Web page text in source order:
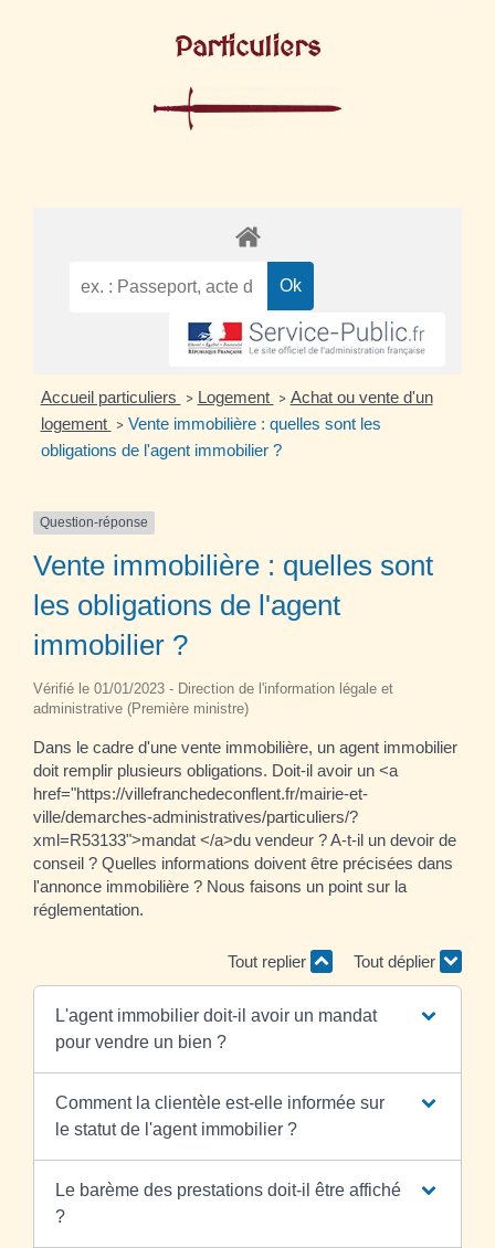
Particuliers
Accueil particuliers > Logement > Achat ou vente d'un
logement > Vente immobilière : quelles sont les
obligations de l'agent immobilier ?
Question-réponse
Vente immobilière : quelles sont
les obligations de l'agent
immobilier ?
Vérifié le 01/01/2023 - Direction de l'information légale et
administrative (Première ministre)
Dans le cadre d'une vente immobilière, un agent immobilier
doit remplir plusieurs obligations. Doit-il avoir un <a
href="https://villefranchedeconflent.fr/mairie-et-
ville/demarches-administratives/particuliers/?
xml=R53133">mandat </a>du vendeur ? A-t-il un devoir de
conseil ? Quelles informations doivent être précisées dans
l'annonce immobilière ? Nous faisons un point sur la
réglementation.
Tout replier Tout déplier
L'agent immobilier doit-il avoir un mandat
pour vendre un bien ?
Comment la clientèle est-elle informée sur
le statut de l'agent immobilier ?
Le barème des prestations doit-il être affiché
?